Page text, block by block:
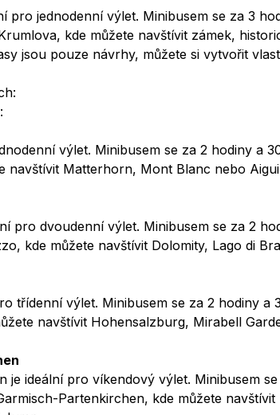
pro jednodenní výlet. Minibusem se za 3
kde můžete navštívit zámek,
jsou pouze návrhy, můžete si vytvořit
výlet. Minibusem se za 2 hodiny a
navštívit Matterhorn, Mont Blanc nebo
pro dvoudenní výlet. Minibusem se za 2
kde můžete navštívit Dolomity, Lago di
třídenní výlet. Minibusem se za 2 hodiny a
navštívit Hohensalzburg, Mirabell
je ideální pro víkendový výlet. Minibusem se
Partenkirchen, kde můžete navštívit